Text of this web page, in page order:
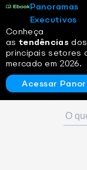
Panoramas
Executivos
Conheça
as tendências dos
principais setores
mercado em 2026.
Acessar